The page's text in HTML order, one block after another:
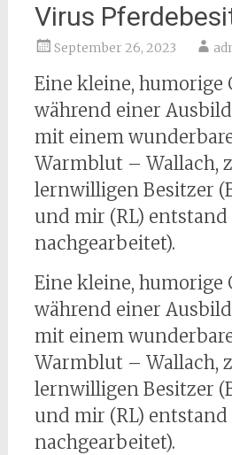
Virus
September 26, 2023
Eine kleine, humorige
während einer
mit einem
Warmblut – Wallach,
lernwilligen Besitzer
und mir (RL) entstand
nachgearbeitet).
Eine kleine, humorige
während einer
mit einem
Warmblut – Wallach,
lernwilligen Besitzer
und mir (RL) entstand
nachgearbeitet).